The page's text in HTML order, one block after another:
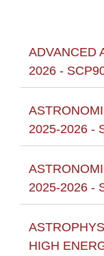
ADVANCED
2026 -
2025-2026 -
2025-2026 -
HIGH